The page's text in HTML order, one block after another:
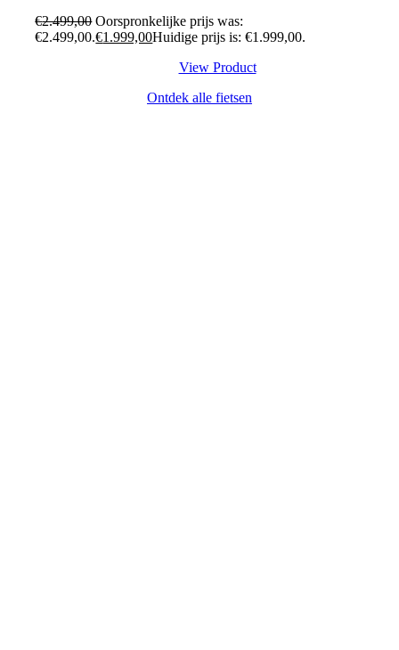
€2.499,00 Oorspronkelijke prijs was:
€2.499,00.€1.999,00Huidige prijs is: €1.999,00.
View Product
Ontdek alle fietsen